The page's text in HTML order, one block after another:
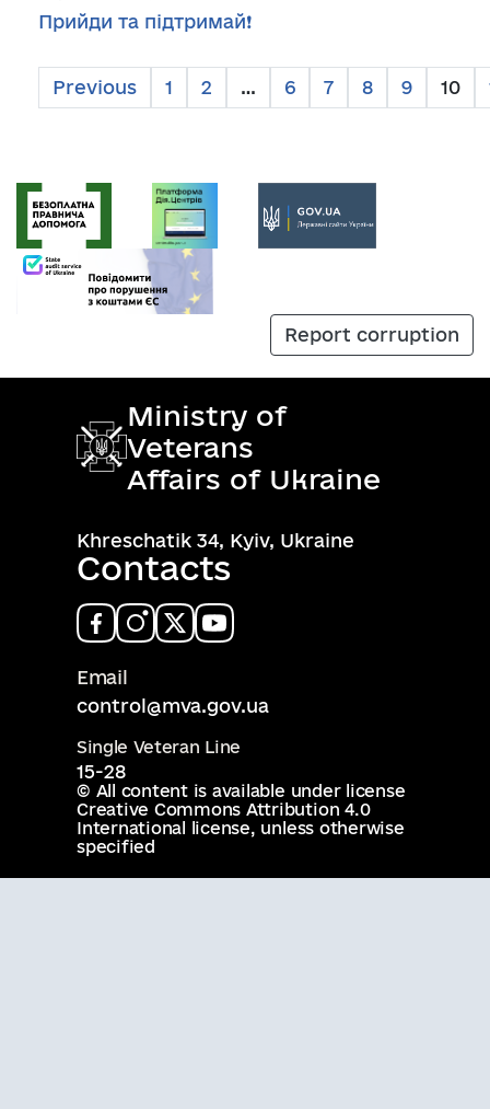
Прийди та підтримай❗️
Previous 1 2 … 6 7 8 9 10
Report corruption
Ministry of
Veterans
Affairs of Ukraine
Khreschatik 34, Kyiv, Ukraine
Contacts
Email
control@mva.gov.ua
Single Veteran Line
15-28
© All content is available under license
Creative Commons Attribution 4.0
International license, unless otherwise
specified